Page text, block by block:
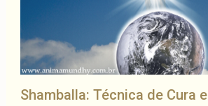
Shamballa: Técnica de Cura e